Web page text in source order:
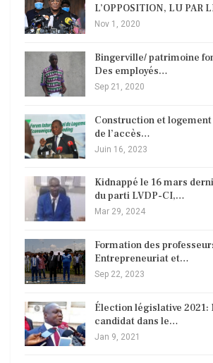
L’OPPOSITION, LU PAR
Nov 1, 2020
Bingerville/ patrimoine
Des employés…
Sep 21, 2020
Construction et
de l’accès…
Juin 16, 2023
Kidnappé le 16 mars
du parti LVDP-CI,…
Mar 29, 2024
Formation des
Entrepreneuriat et…
Sep 22, 2023
Élection législative 2021:
candidat dans le…
Jan 9, 2021